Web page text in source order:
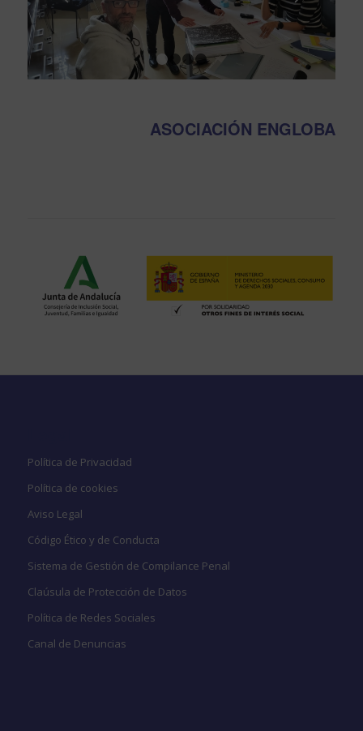
2
ASOCIACIÓN ENGLOBA
Política de Privacidad
Política de cookies
Aviso Legal
Código Ético y de Conducta
Sistema de Gestión de Compilance Penal
Claúsula de Protección de Datos
Política de Redes Sociales
Canal de Denuncias